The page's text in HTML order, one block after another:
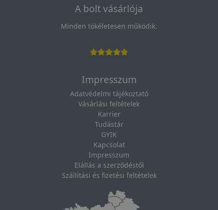
A bolt vásárlója
Minden tökéletesen működik.
Impresszum
Adatvédelmi tájékoztató
Vásárlási feltételek
Karrier
Tudástár
GYIK
Kapcsolat
Impresszum
Elállás a szerződéstől
Szállítási és fizetési feltételek